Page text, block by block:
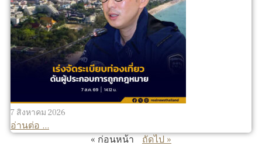
7 สิงหาคม 2026
อ่านต่อ ...
« ก่อนหน้า
ถัดไป »